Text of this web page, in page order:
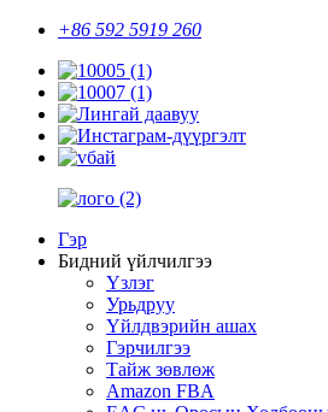
+86 592 5919 260
Гэр
Бидний үйлчилгээ
Үзлэг
Урьдруу
Үйлдвэрийн ашах
Гэрчилгээ
Тайж зөвлөж
Amazon FBA